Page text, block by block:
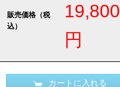
販売価格（税
込）
19,800
円
カートに入れる